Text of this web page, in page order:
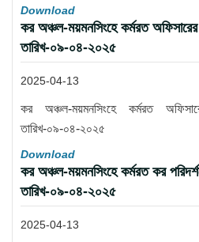
Download
কর অঞ্চল-ময়মনসিংহে কর্মরত
তারিখ-০৯-০৪-২০২৫
2025-04-13
কর অঞ্চল-ময়মনসিংহে কর্মরত
তারিখ-০৯-০৪-২০২৫
Download
কর অঞ্চল-ময়মনসিংহে কর্মরত কর
তারিখ-০৯-০৪-২০২৫
2025-04-13